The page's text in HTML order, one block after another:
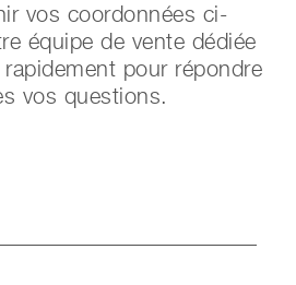
vos coordonnées ci-
équipe de vente dédiée
pour répondre
vos questions.